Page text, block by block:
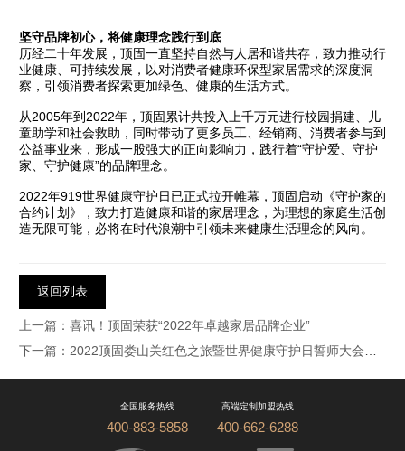
坚守品牌初心，将健康理念践行到底
历经二十年发展，顶固一直坚持自然与人居和谐共存，致力推动行
业健康、可持续发展，以对消费者健康环保型家居需求的深度洞
察，引领消费者探索更加绿色、健康的生活方式。
从2005年到2022年，顶固累计共投入上千万元进行校园捐建、儿
童助学和社会救助，同时带动了更多员工、经销商、消费者参与到
公益事业来，形成一股强大的正向影响力，践行着“守护爱、守护
家、守护健康”的品牌理念。
2022年919世界健康守护日已正式拉开帷幕，顶固启动《守护家的
合约计划》，致力打造健康和谐的家居理念，为理想的家庭生活创
造无限可能，必将在时代浪潮中引领未来健康生活理念的风向。
返回列表
上一篇：喜讯！顶固荣获“2022年卓越家居品牌企业”
下一篇：2022顶固娄山关红色之旅暨世界健康守护日誓师大会圆满落幕！
全国服务热线
400-883-5858
高端定制加盟热线
400-662-6288